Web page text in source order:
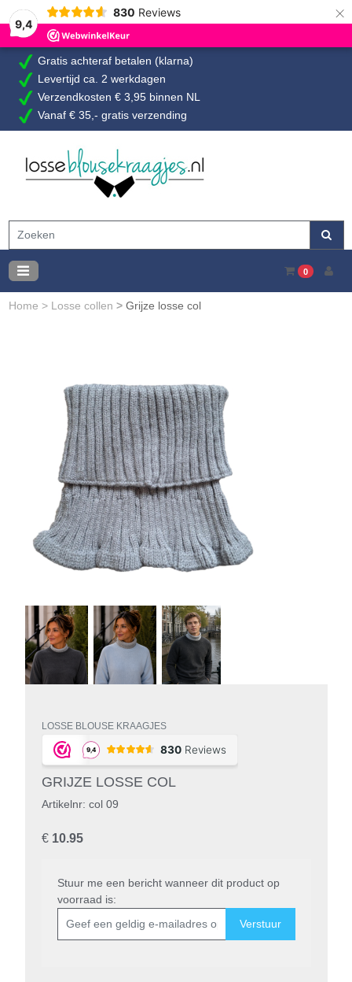
9,4
830 Reviews ×
Gratis achteraf betalen (klarna)
Levertijd ca. 2 werkdagen
Verzendkosten € 3,95 binnen NL
Vanaf € 35,- gratis verzending
0
Home > Losse collen > Grijze losse col
LOSSE BLOUSE KRAAGJES
GRIJZE LOSSE COL
Artikelnr: col 09
€ 10.95
Stuur me een bericht wanneer dit product op
voorraad is:
Verstuur